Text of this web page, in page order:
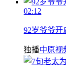
02:12
92岁爷爷开
独播中原视